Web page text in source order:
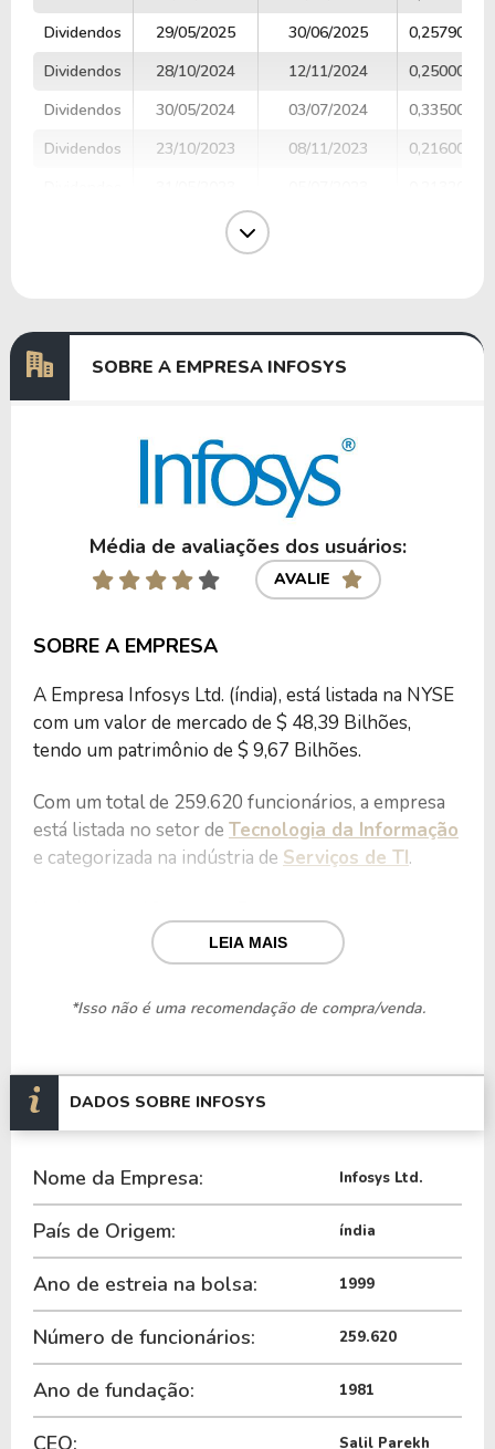
Dividendos
29/05/2025 30/06/2025
0,25790000
Dividendos
28/10/2024 12/11/2024
0,25000000
Dividendos
30/05/2024 03/07/2024
0,33500000
Dividendos
23/10/2023 08/11/2023
0,21600000
26/10/2022
SOBRE A EMPRESA INFOSYS
Média de avaliações dos usuários:
AVALIE
SOBRE A EMPRESA
A Empresa Infosys Ltd. (índia), está listada na NYSE
com um valor de mercado de $ 48,39 Bilhões,
tendo um patrimônio de $ 9,67 Bilhões.
Com um total de 259.620 funcionários, a empresa
está listada no setor de Tecnologia da Informação
e categorizada na indústria de Serviços de TI.
faturamento de $ 20,30 Bilhões, que gerou um
lucro no valor de $ 3,32 Bilhões.
Quanto aos seus principais indicadores, a Empresa
últimos 12 meses o dividend yeld da INFY ficou em
4,03%.
I1FO34, ou pode ser adquirida no exterior através
do tickerINFY.
LEIA MAIS
*Isso não é uma recomendação de compra/venda.
DADOS SOBRE INFOSYS
Nome da Empresa: Infosys Ltd.
País de Origem: índia
Ano de estreia na bolsa: 1999
Número de funcionários: 259.620
Ano de fundação: 1981
CEO: Salil Parekh